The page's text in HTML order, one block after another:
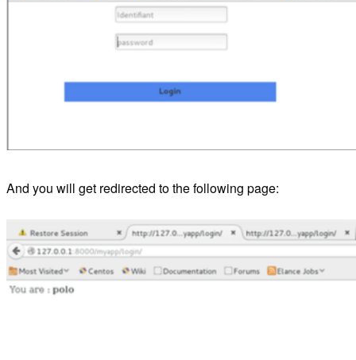
And you will get redirected to the following page: